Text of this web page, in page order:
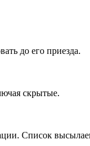
до его приезда.
скрытые.
Список